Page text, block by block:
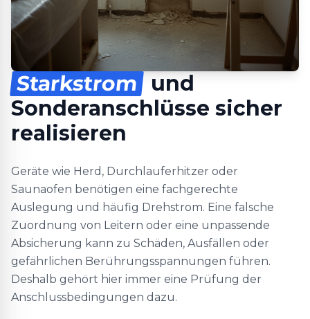
Starkstrom
und
Sonderanschlüsse sicher
realisieren
Geräte wie Herd, Durchlauferhitzer oder
Saunaofen benötigen eine fachgerechte
Auslegung und häufig Drehstrom. Eine falsche
Zuordnung von Leitern oder eine unpassende
Absicherung kann zu Schäden, Ausfällen oder
gefährlichen Berührungsspannungen führen.
Deshalb gehört hier immer eine Prüfung der
Anschlussbedingungen dazu.